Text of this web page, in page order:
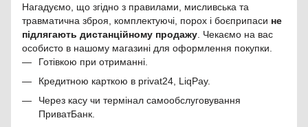
Нагадуємо, що згідно з правилами, мисливська та
травматична зброя, комплектуючі, порох і боєприпаси не
підлягають дистанційному продажу . Чекаємо на вас
особисто в нашому магазині для оформлення покупки.
Готівкою при отриманні.
Кредитною карткою в privat24, LiqPay.
Через касу чи термінал самообслуговування
ПриватБанк.